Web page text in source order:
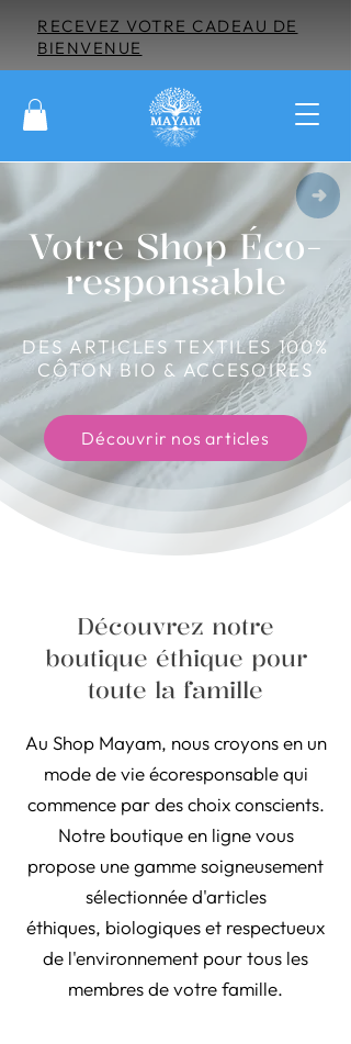
RECEVEZ VOTRE CADEAU DE
BIENVENUE
Votre Shop Éco-
responsable
DES ARTICLES TEXTILES 100%
CÔTON BIO & ACCESOIRES
Découvrir nos articles
Découvrez notre
boutique éthique pour
toute la famille
Au Shop Mayam, nous croyons en un
mode de vie écoresponsable qui
commence par des choix conscients.
Notre boutique en ligne vous
propose une gamme soigneusement
sélectionnée d'articles
éthiques, biologiques et respectueux
de l'environnement pour tous les
membres de votre famille.